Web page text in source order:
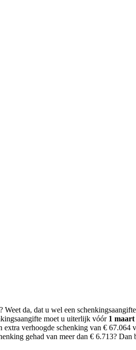
da, dat u wel een
moet u uiterlijk vóór 1 maart
verhoogde schenking van €
gehad van meer dan € 6.713?